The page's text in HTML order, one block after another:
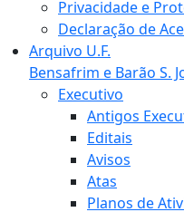
Privacidade e
Declaração de
Arquivo U.F.
Bensafrim e Barão S.
Executivo
Antigos
Editais
Avisos
Atas
Planos de